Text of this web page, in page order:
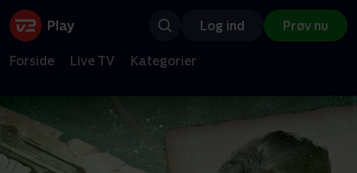
Log ind Prøv nu
Forside Live TV Kategorier